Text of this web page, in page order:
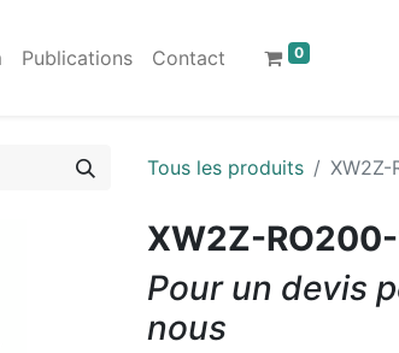
Publications Contact 0
Tous les produits XW2Z-
XW2Z-
Pour un devis
nous